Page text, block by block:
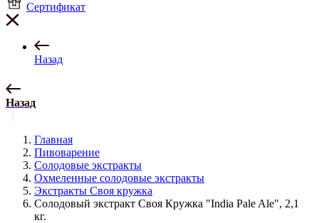
Сертификат
Назад
Назад
Главная
Пивоварение
Солодовые экстракты
Охмеленные солодовые экстракты
Экстракты Своя кружка
Солодовый экстракт Своя Кружка "India Pale Ale", 2,1
кг.